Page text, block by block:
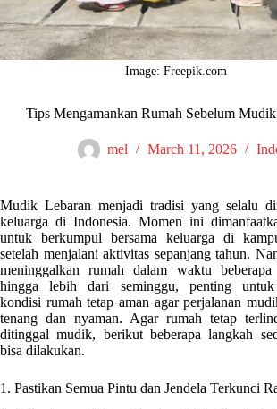
Image: Freepik.com
Tips Mengamankan Rumah Sebelum
mel March 11, 2026
Mudik Lebaran menjadi tradisi yang selalu
keluarga di Indonesia. Momen ini
untuk berkumpul bersama keluarga di
setelah menjalani aktivitas sepanjang tahun.
meninggalkan rumah dalam waktu
hingga lebih dari seminggu, penting untuk
kondisi rumah tetap aman agar perjalanan
tenang dan nyaman. Agar rumah tetap
ditinggal mudik, berikut beberapa langkah
bisa dilakukan.
1. Pastikan Semua Pintu dan Jendela Terkunci